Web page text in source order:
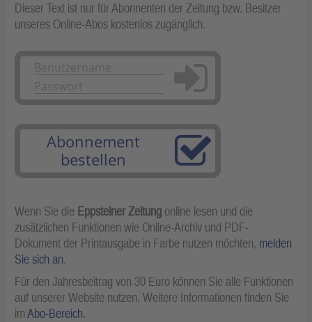
Dieser Text ist nur für Abonnenten der Zeitung bzw. Besitzer
unseres Online-Abos kostenlos zugänglich.
Anmelden
Abonnement
bestellen
Wenn Sie die Eppsteiner Zeitung online lesen und die
zusätzlichen Funktionen wie Online-Archiv und PDF-
Dokument der Printausgabe in Farbe nutzen möchten, melden
Sie sich an.
Für den Jahresbeitrag von 30 Euro können Sie alle Funktionen
auf unserer Website nutzen. Weitere Informationen finden Sie
imAbo-Bereich.